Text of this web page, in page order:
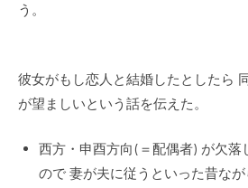
う。
彼女がもし恋人と結婚したとしたら
が望ましいという話を伝えた。
西方・申酉方向(＝配偶者) が欠落
ので 妻が夫に従うといった昔な